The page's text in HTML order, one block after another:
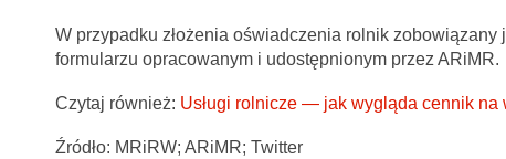
W przypadku złożenia oświadczenia rolnik
formularzu opracowanym i udostępnionym przez ARiMR.
Czytaj również: Usługi rolnicze — jak wygląda cennik na
Źródło: MRiRW; ARiMR; Twitter